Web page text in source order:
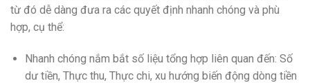
từ đó dễ dàng đưa ra các quyết định nhanh chóng và phù
hợp, cụ thể:
Nhanh chóng nắm bắt số liệu tổng hợp liên quan đến: Số
dư tiền, Thực thu, Thực chi, xu hướng biến động dòng tiền